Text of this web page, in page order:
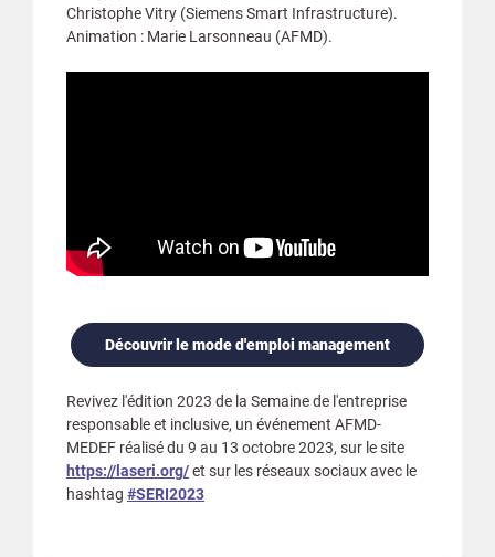
Christophe Vitry (Siemens Smart Infrastructure).
Animation : Marie Larsonneau (AFMD).
Découvrir le mode d'emploi management
Revivez l'édition 2023 de la Semaine de l'entreprise
responsable et inclusive, un événement AFMD-
MEDEF réalisé du 9 au 13 octobre 2023, sur le site
https://laseri.org/et sur les réseaux sociaux avec le
hashtag #SERI2023